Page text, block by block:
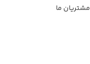
مشتریان ما